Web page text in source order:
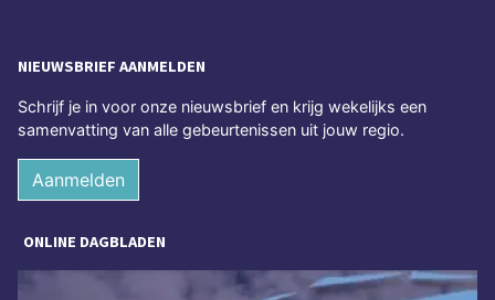
NIEUWSBRIEF AANMELDEN
Schrijf je in voor onze nieuwsbrief en krijg wekelijks een
samenvatting van alle gebeurtenissen uit jouw regio.
Aanmelden
ONLINE DAGBLADEN